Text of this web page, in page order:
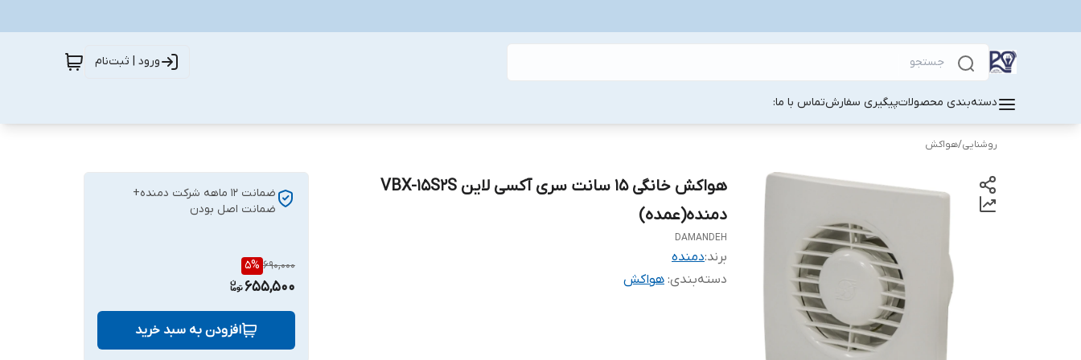
ورود | ثبت‌نام
دسته‌بندی محصولاتپیگیری سفارشتماس با ما:
روشنایی/هواکش
هواکش خانگی 15 سانت سری آکسی لاین VBX-15S2S
دمنده(عمده)
DAMANDEH
برند:دمنده
دسته‌بندی: هواکش
ضمانت 12 ماهه شرکت دمنده+
ضمانت اصل بودن
690,000
5%
655,500
افزودن به سبد خرید